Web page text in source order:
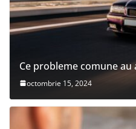
Ce probleme comune
octombrie 15, 2024